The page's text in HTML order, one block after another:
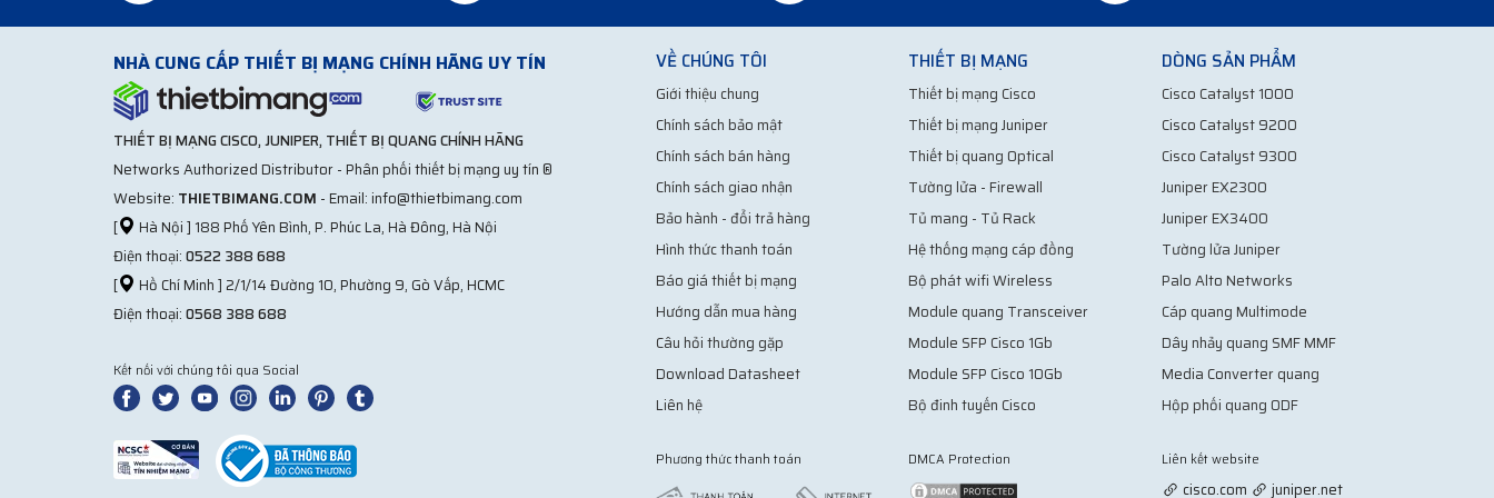
Đặc điểm của dây cáp quang Single mode
Dây cáp quang này sở hữu những đặc điểm khác hoàn toàn với cáp quang Multimode, loại dây cáp này phân tách thành nhiều loại riêng biệt. Mối loại có cấu tạo khác nhau để thích
ứng theo môi trường và mục đích sử dụng nên sẽ khai thác được tối đa hiệu suất.
Dây cáp Single
hoạt đông ở bước sóng 1310nm – 1550nm, tín hiệu được truyền theo một đường thẳng bởi vậy cho phép thực hiện các kết nối và truyền tải tín hiệu ở những vị trí
không thuận lợi về địa lý. Khoảng cách có thể lên tới 120Km lớn hơn nhiều so với dây cáp Multimode.
chuyên được sử dụng để kết nối với các thiết bị, hệ thống đường
truyềnSinglemodevà không thể dùng sang các thiết bị Multimode.
NHÀ CUNG CẤP THIẾT BỊ MẠNG CHÍNH HÃNG UY TÍN
THIẾT BỊ MẠNG CISCO, JUNIPER, THIẾT BỊ QUANG CHÍNH HÃNG
Networks Authorized Distributor - Phân phối thiết bị mạng uy tín ®
Website: THIETBIMANG.COM - Email: info@thietbimang.com
[
Hà Nội ] 188 Phố Yên Bình, P. Phúc La, Hà Đông, Hà Nội
Điện thoại:0522 388 688
[
Hồ Chí Minh ] 2/1/14 Đường 10, Phường 9, Gò Vấp, HCMC
Điện thoại:0568 388 688
Kết nối với chúng tôi qua Social
VỀ CHÚNG TÔI
Giới thiệu chung
Chính sách bảo mật
Chính sách bán hàng
Chính sách giao nhận
Bảo hành - đổi trả hàng
Hình thức thanh toán
Báo giá thiết bị mạng
Hướng dẫn mua hàng
Câu hỏi thường gặp
Download Datasheet
Liên hệ
Phương thức thanh toán
THIẾT BỊ MẠNG
Thiết bị mạng Cisco
Thiết bị mạng Juniper
Thiết bị quang Optical
Tường lửa - Firewall
Tủ mang - Tủ Rack
Hệ thống mạng cáp đồng
Bộ phát wifi Wireless
Module quang Transceiver
Module SFP Cisco 1Gb
Module SFP Cisco 10Gb
Bộ đinh tuyến Cisco
DMCA Protection
DÒNG SẢN PHẨM
Cisco Catalyst 1000
Cisco Catalyst 9200
Cisco Catalyst 9300
Juniper EX2300
Juniper EX3400
Tường lửa Juniper
Palo Alto Networks
Cáp quang Multimode
Dây nhảy quang SMF MMF
Media Converter quang
Hộp phối quang ODF
Liên kết website
cisco.com
juniper.net